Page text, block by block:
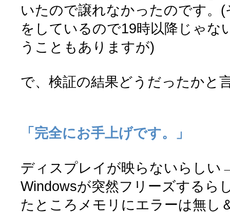
いたので譲れなかったのです。
をしているので19時以降じゃな
うこともありますが)
で、検証の結果どうだったかと
「完全にお手上げです。」
ディスプレイが映らないらし
Windowsが突然フリーズするら
たところメモリにエラーは無し